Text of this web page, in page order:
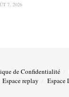
7, 2026
de Confidentialité
Espace replay
Espace